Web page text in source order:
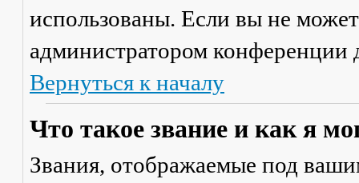
использованы. Если вы не
администратором конференции
Вернуться к началу
Что такое звание и как я
Звания, отображаемые под